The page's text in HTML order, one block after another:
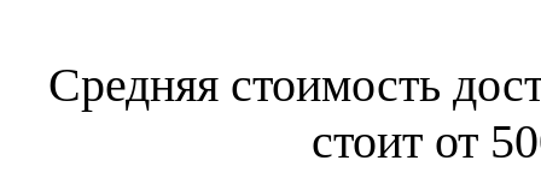
Средняя стоимость
стоит от